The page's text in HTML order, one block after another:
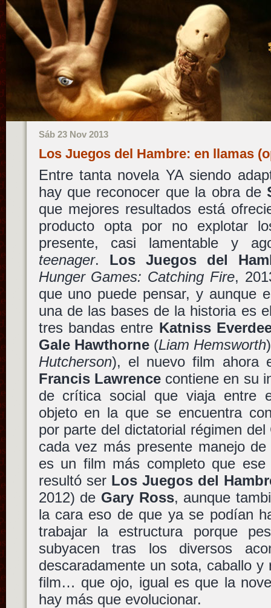
Sáb 23 Nov 2013
Los Juegos del Hambre: en llamas
Entre tanta novela YA siendo
hay que reconocer que la obra de
que mejores resultados está
producto opta por no explotar
presente, casi lamentable y
teenager. Los Juegos del
Hunger Games: Catching Fire,
que uno puede pensar, y aunque
una de las bases de la historia es
tres bandas entre Katniss
Gale Hawthorne(Liam Hemsworth
Hutcherson), el nuevo film ahora
Francis Lawrencecontiene en su
de crítica social que viaja entre
objeto en la que se encuentra
por parte del dictatorial régimen
cada vez más presente manejo
es un film más completo que ese
resultó ser Los Juegos del
2012) de Gary Ross, aunque
la cara eso de que ya se podían
trabajar la estructura porque
subyacen tras los diversos
descaradamente un sota, caballo
film… que ojo, igual es que la
hay más que evolucionar.